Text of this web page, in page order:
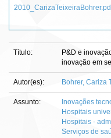
Título:
P&D e
inovação em
Autor(es): Bohrer, Cariza
Assunto:
Inovações
Hospitais
Hospitais -
Serviços de